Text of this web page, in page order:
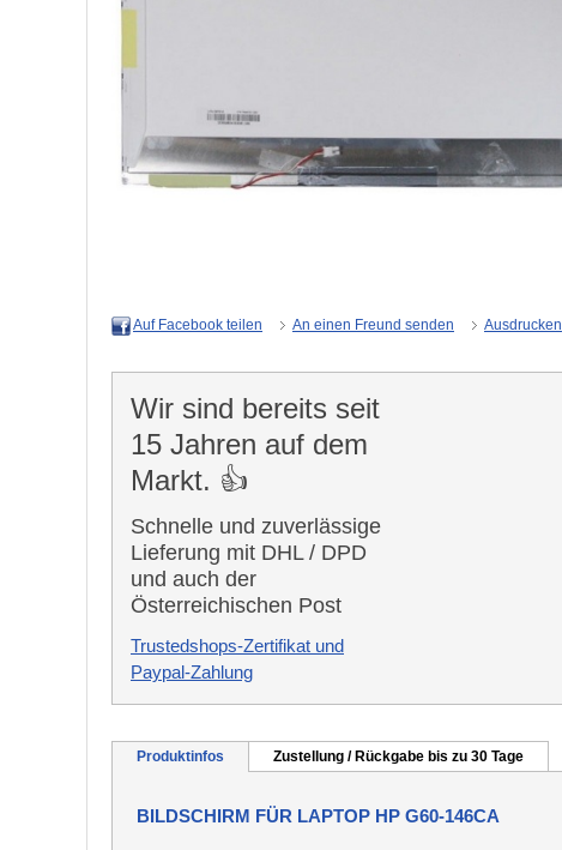
Auf Facebook teilen An einen Freund senden Ausdrucken
Wir sind bereits seit
15 Jahren auf dem
Markt. 👍
Schnelle und zuverlässige
Lieferung mit DHL / DPD
und auch der
Österreichischen Post
Trustedshops-Zertifikat und
Paypal-Zahlung
Produktinfos Zustellung / Rückgabe bis zu 30 Tage
BILDSCHIRM FÜR LAPTOP HP G60-146CA